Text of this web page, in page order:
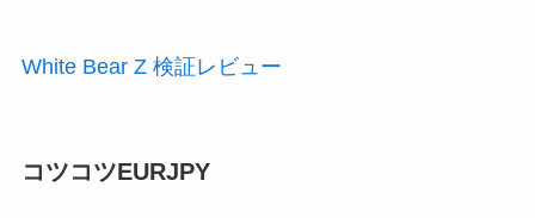
White Bear Z 検証レビュー
コツコツEURJPY